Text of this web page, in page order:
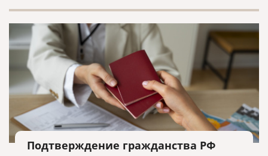
Подтверждение гражданства РФ